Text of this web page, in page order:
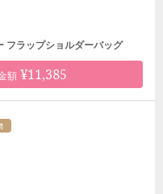
ラップショルダーバッグ
額 ¥11,385